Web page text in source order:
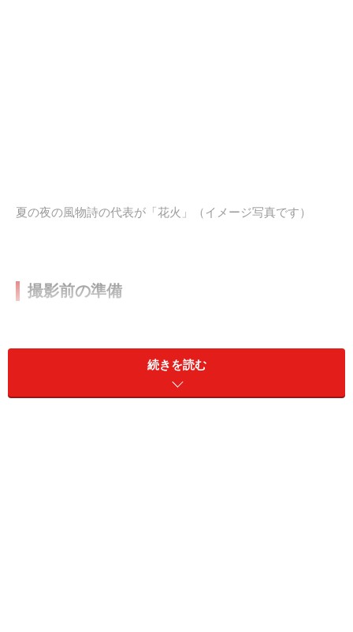
夏の夜の風物詩の代表が「花火」（イメージ写真です）
撮影前の準備
のが必要ということはありません。強いていえば、「三
」があればいいなということくらいでしょうか。もち
ろん、どうしても必要というわけではありません。とい
続きを読む